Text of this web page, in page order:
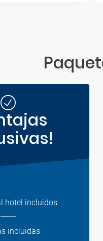
hotel incluidos
incluidas